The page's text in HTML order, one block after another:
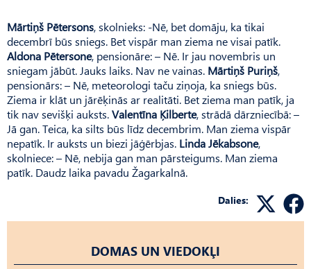
Mārtiņš Pētersons, skolnieks: -Nē, bet domāju, ka tikai
decembrī būs sniegs. Bet vispār man ziema ne visai patīk.
Aldona Pētersone, pensionāre: – Nē. Ir jau novembris un
sniegam jābūt. Jauks laiks. Nav ne vainas. Mārtiņš Puriņš,
pensionārs: – Nē, meteorologi taču ziņoja, ka sniegs būs.
Ziema ir klāt un jārēķinās ar realitāti. Bet ziema man patīk, ja
tik nav sevišķi auksts.Valentīna Ķilberte, strādā dārzniecībā: –
Jā gan. Teica, ka silts būs līdz decembrim. Man ziema vispār
nepatīk. Ir auksts un biezi jāģērbjas. Linda Jēkabsone,
skolniece: – Nē, nebija gan man pārsteigums. Man ziema
patīk. Daudz laika pavadu Žagarkalnā.
Dalies:
DOMAS UN VIEDOKĻI